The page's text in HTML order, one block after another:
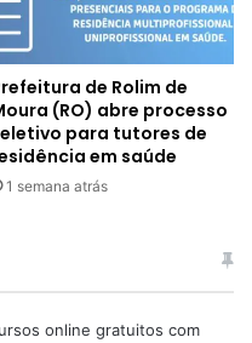
de Rolim de
(RO) abre processo
para tutores de
em saúde
1 semana atrás
online gratuitos com